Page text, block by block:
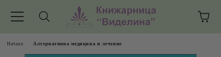
Начало Алтернативна медицина и лечение